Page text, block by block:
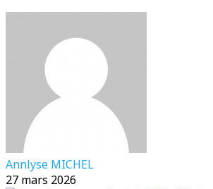
Annlyse MICHEL
27 mars 2026